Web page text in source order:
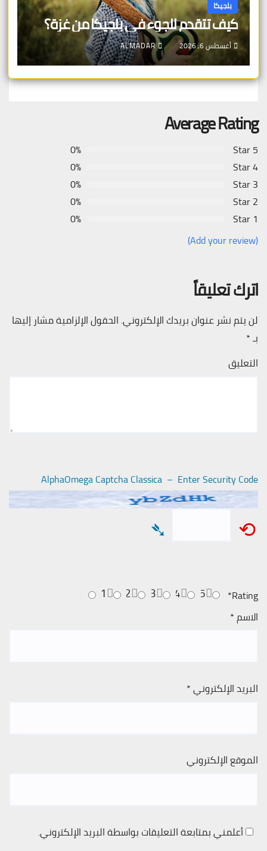
بلجيكا
كيف تتقدم للجوء في بلجيكا من غزة؟
أغسطس 6, 2026 ALMADAR
Average Rating
5 Star
0%
4 Star
0%
3 Star
0%
2 Star
0%
1 Star
0%
(Add your review)
اترك تعليقاً
لن يتم نشر عنوان بريدك الإلكتروني. الحقول الإلزامية مشار إليها
بـ*
التعليق
AlphaOmega Captcha Classica – Enter Security Code
⟲
➴
Rating
*
5
4
3
2
1
الاسم*
البريد الإلكتروني*
الموقع الإلكتروني
أعلمني بمتابعة التعليقات بواسطة البريد الإلكتروني.